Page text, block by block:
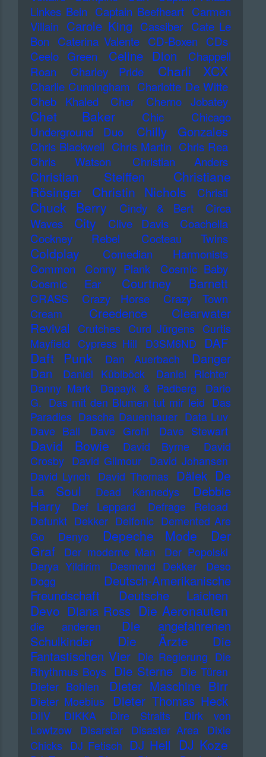
Linkes Bein Captain Beefheart Carmen
Villain Carole King Cassiber Cate Le
Bon
Caterina Valente CD-Boxen
CDs
Ceelo Green
Celine Dion
Chappell
Roan
Charley Pride Charli XCX
Charlie Cunningham Charlotte De Witte
Cheb Khaled
Cher Cherno Jobatey
Chet Baker Chic
Chicago
Underground Duo
Chilly Gonzales
Chris Blackwell Chris Martin Chris Rea
Chris Watson
Christian Anders
Christian Steiffen
Christiane
Rösinger
Christin Nichols Christl
Chuck Berry Cindy & Bert
Circa
Waves
City Clive Davis
Coachella
Cockney Rebel
Cocteau Twins
Coldplay
Comedian Harmonists
Common
Conny Plank
Cosmic Baby
Cosmic Ear
Courtney Barnett
CRASS Crazy Horse Crazy Town
Cream
Creedence Clearwater
Revival
Crutches Curd Jürgens Curtis
Mayfield Cypress Hill D3SM6ND DAF
Daft Punk Dan Auerbach
Danger
Dan
Daniel Küblböck
Daniel Richter
Danny Mark
Dapayk & Padberg
Dario
G. Das mit den Blumen tut mir leid Das
Paradies Dascha Dauenhauer Data Luv
Dave Ball
Dave Grohl Dave Stewart
David Bowie David Byrne
David
Crosby David Gilmour David Johansen
David Lynch David Thomas Dälek De
La Soul
Dead Kennedys
Debbie
Harry
Def Leppard
Defrage Reload
Defunkt Dekker Delfonic Demented Are
Go
Denyo Depeche Mode
Der
Graf
Der moderne Man
Der Popolski
Derya Yildirim
Desmond Dekker
Deso
Dogg
Deutsch-Amerikanische
Freundschaft
Deutsche Laichen
Devo Diana Ross Die Aeronauten
die anderen
Die angefahrenen
Schulkinder
Die Ärzte
Die
Fantastischen Vier Die Regierung Die
Rhythmus Boys Die Sterne Die Türen
Dieter Bohlen
Dieter Maschine Birr
Dieter Moebius Dieter Thomas Heck
DiIV DIKKA Dire Straits
Dirk von
Lowtzow
Disarstar Disaster Area
Dixie
Chicks DJ Fetisch DJ Hell DJ Koze